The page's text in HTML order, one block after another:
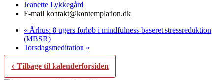
Jeanette Lykkegård
E-mail kontakt@kontemplation.dk
« Århus: 8 ugers forløb i mindfulness-baseret stressreduktion
(MBSR)
Torsdagsmeditation »
‹ Tilbage til kalenderforsiden